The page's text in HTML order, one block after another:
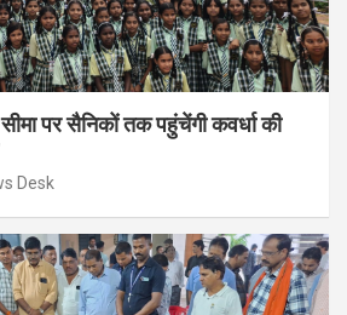
पर सैनिकों तक पहुंचेंगी कवर्धा की
Desk